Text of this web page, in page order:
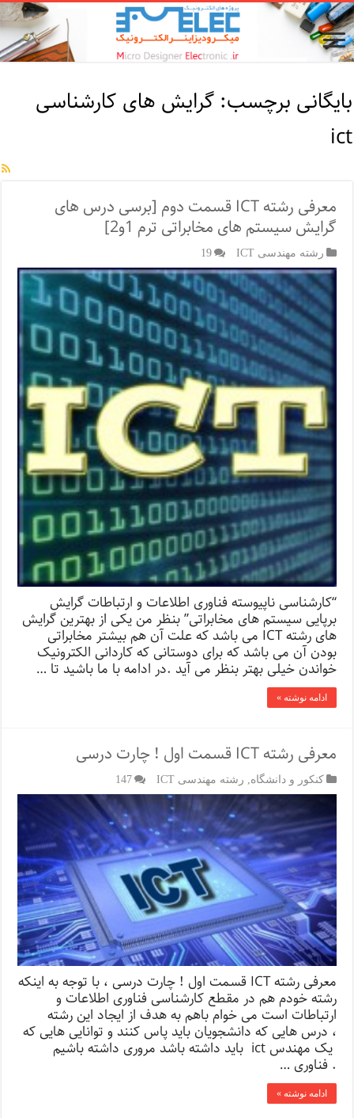
بایگانی برچسب:گرایش های کارشناسی
ict
معرفی رشته ICT قسمت دوم [برسی درس های
گرایش سیستم های مخابراتی ترم 1و2]
رشته مهندسی ICT 19
“کارشناسی ناپیوسته فناوری اطلاعات و ارتباطات گرایش
برپایی سیستم های مخابراتی” بنظر من یکی از بهترین گرایش
های رشته ICT می باشد که علت آن هم بیشتر مخابراتی
بودن آن می باشد که برای دوستانی که کاردانی الکترونیک
خواندن خیلی بهتر بنظر می آید .در ادامه با ما باشید تا …
ادامه نوشته »
معرفی رشته ICT قسمت اول ! چارت درسی
کنکور و دانشگاه, رشته مهندسی ICT 147
معرفی رشته ICT قسمت اول ! چارت درسی ، با توجه به اینکه
رشته خودم هم در مقطع کارشناسی فناوری اطلاعات و
ارتباطات است می خوام باهم به هدف از ایجاد این رشته
، درس هایی که دانشجویان باید پاس کنند و توانایی هایی که
یک مهندس ict باید داشته باشد مروری داشته باشیم
. فناوری …
ادامه نوشته »